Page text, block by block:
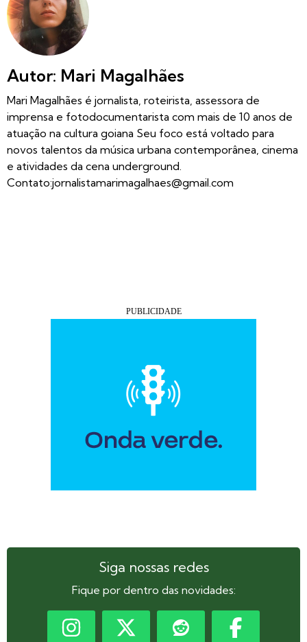
Autor: Mari Magalhães
Mari Magalhães é jornalista, roteirista, assessora de
imprensa e fotodocumentarista com mais de 10 anos de
atuação na cultura goiana Seu foco está voltado para
novos talentos da música urbana contemporânea, cinema
e atividades da cena underground.
Contato:jornalistamarimagalhaes@gmail.com
Siga nossas redes
Fique por dentro das novidades: